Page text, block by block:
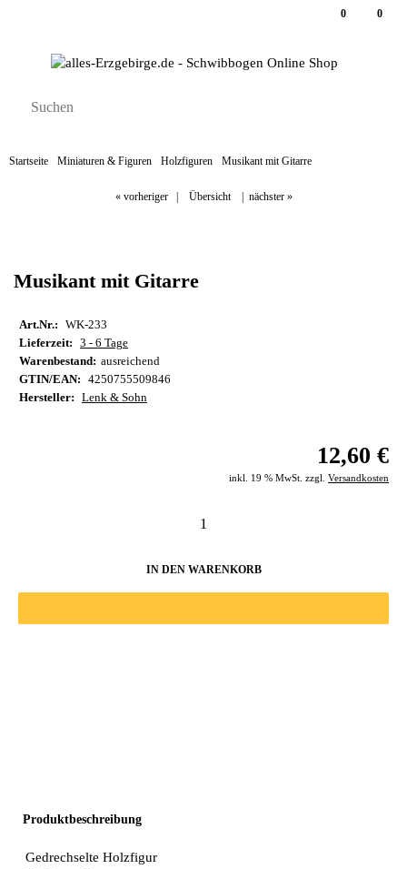
0
0
Startseite Miniaturen & Figuren Holzfiguren Musikant mit Gitarre
« vorheriger| Übersicht| nächster »
Musikant mit Gitarre
Art.Nr.:
WK-233
Lieferzeit:
3 - 6 Tage
Warenbestand: ausreichend
GTIN/EAN:
4250755509846
Hersteller:
Lenk & Sohn
12,60 €
inkl. 19 % MwSt. zzgl. Versandkosten
IN DEN WARENKORB
Produktbeschreibung
Gedrechselte Holzfigur